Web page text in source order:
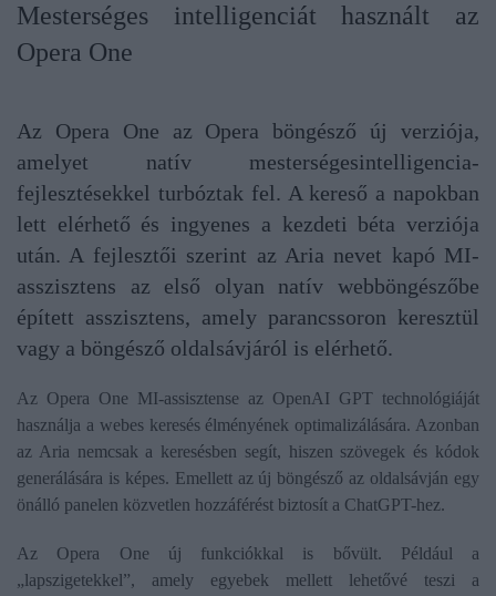
Mesterséges intelligenciát használt az
Opera One
Az Opera One az Opera böngésző új verziója,
amelyet natív mesterségesintelligencia-
fejlesztésekkel turbóztak fel. A kereső a napokban
lett elérhető és ingyenes a kezdeti béta verziója
után. A fejlesztői szerint az Aria nevet kapó MI-
asszisztens az első olyan natív webböngészőbe
épített asszisztens, amely parancssoron keresztül
vagy a böngésző oldalsávjáról is elérhető.
Az Opera One MI-assisztense az OpenAI GPT technológiáját
használja a webes keresés élményének optimalizálására. Azonban
az Aria nemcsak a keresésben segít, hiszen szövegek és kódok
generálására is képes. Emellett az új böngésző az oldalsávján egy
önálló panelen közvetlen hozzáférést biztosít a ChatGPT-hez.
Az Opera One új funkciókkal is bővült. Például a
„lapszigetekkel”, amely egyebek mellett lehetővé teszi a